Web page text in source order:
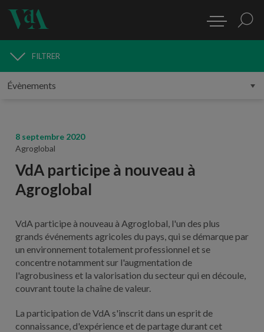
MÉDIAS
FILTRER
8 septembre 2020
Agroglobal
VdA participe à nouveau à
Agroglobal
VdA participe à nouveau à Agroglobal, l'un des plus
grands événements agricoles du pays, qui se démarque par
un environnement totalement professionnel et se
concentre notamment sur l'augmentation de
l'agrobusiness et la valorisation du secteur qui en découle,
couvrant toute la chaîne de valeur.
La participation de VdA s'inscrit dans un esprit de
connaissance, d'expérience et de partage durant cet